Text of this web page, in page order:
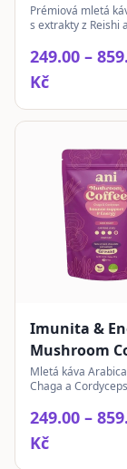
mletá 200g
Prémiová mletá
s extrakty z Reishi
přirozenou
249.00 –
Kč
Imunita &
Mushroom
mletá 200g
Mletá káva
Chaga a
aktivní den.
249.00 –
Kč